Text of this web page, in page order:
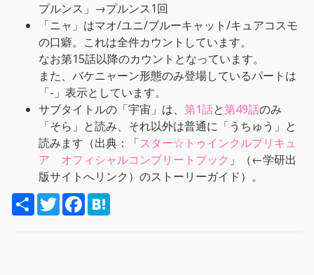
プルンス」→プルンス1回
「ニャ」はマオ/ユニ/ブルーキャット/キュアコスモ
の口癖。これは全件カウントしています。
なお第15話以降のカウントとなっています。
また、バケニャーン形態のみ登場しているパートは
「-」表示としています。
サブタイトルの「宇宙」は、 第1話と第49話のみ
「そら」と読み、それ以外は普通に「うちゅう」と
読みます（出典：「スター☆トゥインクルプリキュ
ア オフィシャルコンプリートブック 」（←学研出
版サイトへリンク）のストーリーガイド）。
S
h
T
w
F
a